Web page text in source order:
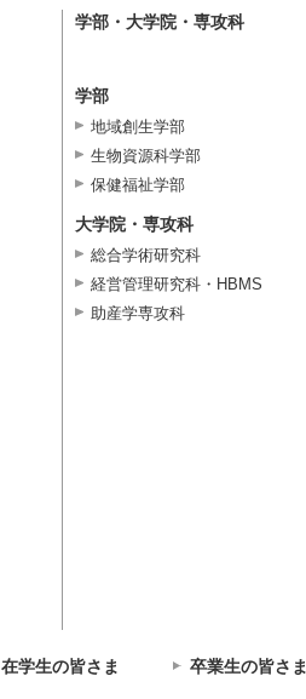
学部・大学院・専攻科
学部
地域創生学部
生物資源科学部
保健福祉学部
大学院・専攻科
総合学術研究科
経営管理研究科・HBMS
助産学専攻科
在学生の皆さま 卒業生の皆さま